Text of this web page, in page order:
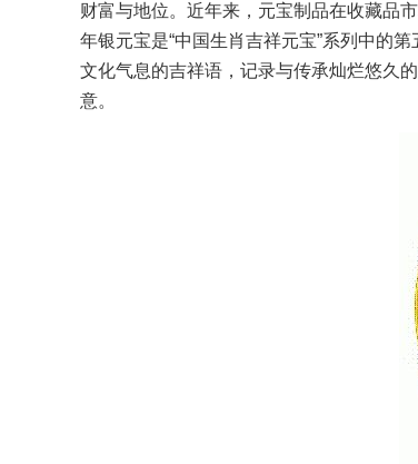
财富与地位。近年来，元宝制品在收藏品
年银元宝是“中国生肖吉祥元宝”系列中的
文化气息的吉祥语，记录与传承灿烂悠久
意。